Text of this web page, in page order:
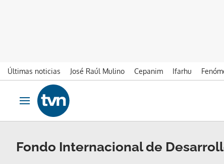
Últimas noticias José Raúl Mulino Cepanim Ifarhu
Ir al contenido
Obrir navegació
Fondo Internacional de